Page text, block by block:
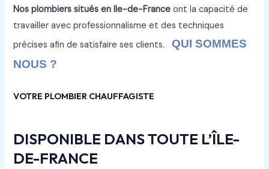
Nos plombiers situés en Ile-de-Franceont la capacité de
travailler avec professionnalisme et des techniques
précises afin de satisfaire ses clients.QUI SOMMES
NOUS ?
VOTRE PLOMBIER CHAUFFAGISTE
DISPONIBLE DANS TOUTE L’ÎLE-
DE-FRANCE